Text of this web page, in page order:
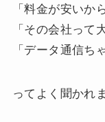
「料金が安いか
「その会社って
「データ通信ち
ってよく聞かれ